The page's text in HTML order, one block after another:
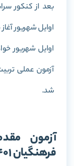
بعد از کنکور
اوایل شهریور
اوایل شهریور
شد.
آزمون
فرهنگیان 1401